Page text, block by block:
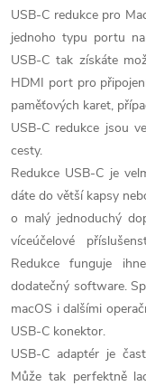
v
l
á
d
a
c
í
p
r
v
USB-C redukce pro
jednoho typu portu
USB-C tak získáte
HDMI port pro
paměťových karet,
USB-C redukce jsou
cesty.
Redukce USB-C je
dáte do větší kapsy
o malý jednoduchý
víceúčelové
Redukce funguje
dodatečný software.
macOS i dalšími
USB-C konektor.
USB-C adaptér je
Může tak perfektně